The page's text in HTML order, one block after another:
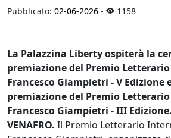
Pubblicato: 02-06-2026 - 1158
La Palazzina Liberty ospiterà la
premiazione del Premio
Francesco Giampietri - V Edizione
premiazione del Premio
Francesco Giampietri - III Edizione.
VENAFRO. Il Premio Letterario